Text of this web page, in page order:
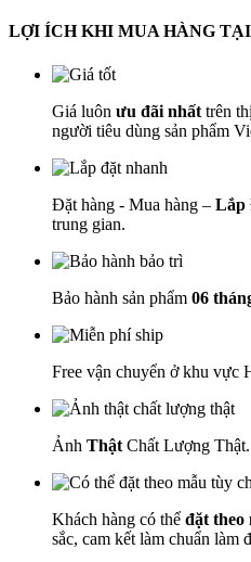
LỢI ÍCH KHI MUA HÀNG
Giá luôn ưu đãi nhất trên
người tiêu dùng sản phẩm
Đặt hàng - Mua hàng – Lắp
trung gian.
Bảo hành sản phẩm 06
Free vận chuyển ở khu vực
Ảnh Thật Chất Lượng Thật.
Khách hàng có thể đặt theo
sắc, cam kết làm chuẩn làm